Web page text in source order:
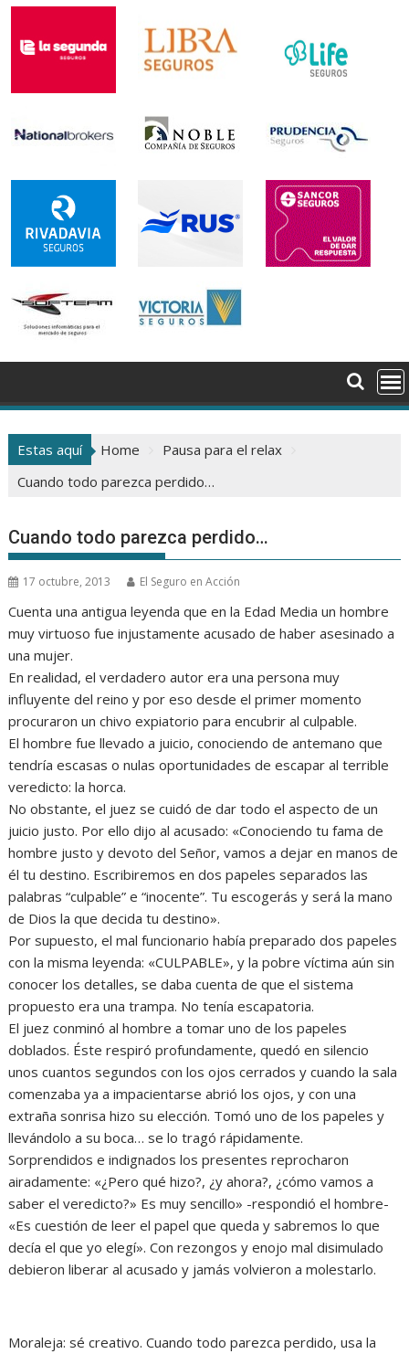
Estas aquí Home
Pausa para el relax
Cuando todo parezca perdido…
Cuando todo parezca perdido…
17 octubre, 2013 El Seguro en Acción
Cuenta una antigua leyenda que en la Edad Media un hombre
muy virtuoso fue injustamente acusado de haber asesinado a
una mujer.
En realidad, el verdadero autor era una persona muy
influyente del reino y por eso desde el primer momento
procuraron un chivo expiatorio para encubrir al culpable.
El hombre fue llevado a juicio, conociendo de antemano que
tendría escasas o nulas oportunidades de escapar al terrible
veredicto: la horca.
No obstante, el juez se cuidó de dar todo el aspecto de un
juicio justo. Por ello dijo al acusado: «Conociendo tu fama de
hombre justo y devoto del Señor, vamos a dejar en manos de
él tu destino. Escribiremos en dos papeles separados las
palabras “culpable” e “inocente”. Tu escogerás y será la mano
de Dios la que decida tu destino».
Por supuesto, el mal funcionario había preparado dos papeles
con la misma leyenda: «CULPABLE», y la pobre víctima aún sin
conocer los detalles, se daba cuenta de que el sistema
propuesto era una trampa. No tenía escapatoria.
El juez conminó al hombre a tomar uno de los papeles
doblados. Éste respiró profundamente, quedó en silencio
unos cuantos segundos con los ojos cerrados y cuando la sala
comenzaba ya a impacientarse abrió los ojos, y con una
extraña sonrisa hizo su elección. Tomó uno de los papeles y
llevándolo a su boca… se lo tragó rápidamente.
Sorprendidos e indignados los presentes reprocharon
airadamente: «¿Pero qué hizo?, ¿y ahora?, ¿cómo vamos a
saber el veredicto?» Es muy sencillo» -respondió el hombre-
«Es cuestión de leer el papel que queda y sabremos lo que
decía el que yo elegí». Con rezongos y enojo mal disimulado
debieron liberar al acusado y jamás volvieron a molestarlo.
Moraleja: sé creativo. Cuando todo parezca perdido, usa la